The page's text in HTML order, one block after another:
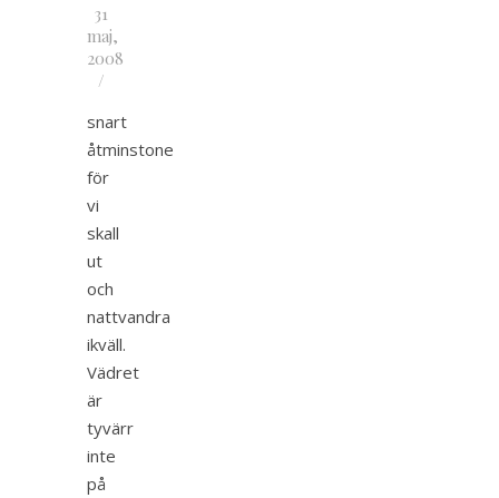
31
maj,
2008
/
snart
åtminstone
för
vi
skall
ut
och
nattvandra
ikväll.
Vädret
är
tyvärr
inte
på